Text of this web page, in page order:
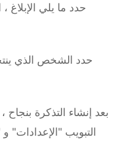
حدد ما يلي الإبلاغ
حدد الشخص الذي
بعد إنشاء التذكرة
التبويب "الإعدادات"